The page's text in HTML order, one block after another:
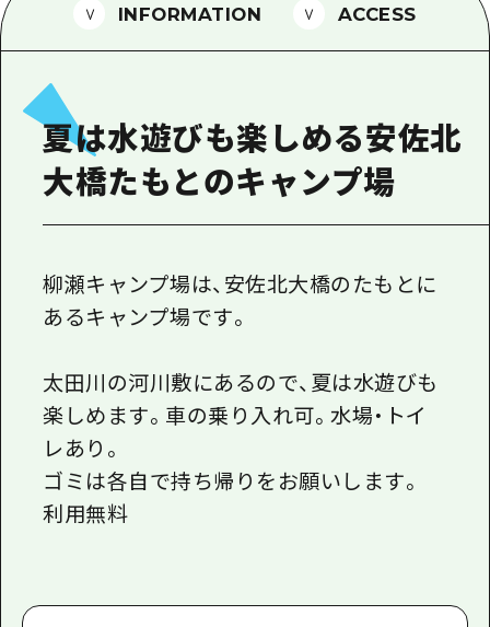
2泊3日
広島県を訪れる外国人旅行者向け情報一
ボランティアガイド
ガイドブック
広島県の魅力を動画でご紹介！
メディア掲載情報
フォトダウンロード
関連リンク
INFORMATION ACCESS
夏は水遊びも楽しめる安佐北
大橋たもとのキャンプ場
柳瀬キャンプ場は、安佐北大橋のたもとに
あるキャンプ場です。
太田川の河川敷にあるので、夏は水遊びも
楽しめます。車の乗り入れ可。水場・トイ
レあり。
ゴミは各自で持ち帰りをお願いします。
利用無料